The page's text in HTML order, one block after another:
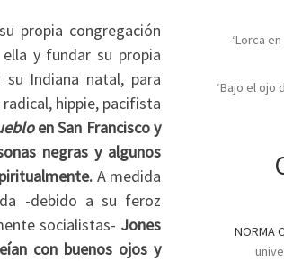
propia congregación
y fundar su propia
Indiana natal, para
hippie, pacifista
en San Francisco y
negras y algunos
A medida
-debido a su feroz
socialistas- Jones
con buenos ojos y
‘Lorca
‘Bajo el ojo
NORMA